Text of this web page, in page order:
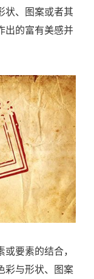
状、图案或者其
出的富有美感并
要素的结合，
彩与形状、图案